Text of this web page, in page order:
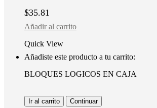
$35.81
Añadir al carrito
Quick View
Añadiste este producto a tu carrito:
BLOQUES LOGICOS EN CAJA
Ir al carrito Continuar